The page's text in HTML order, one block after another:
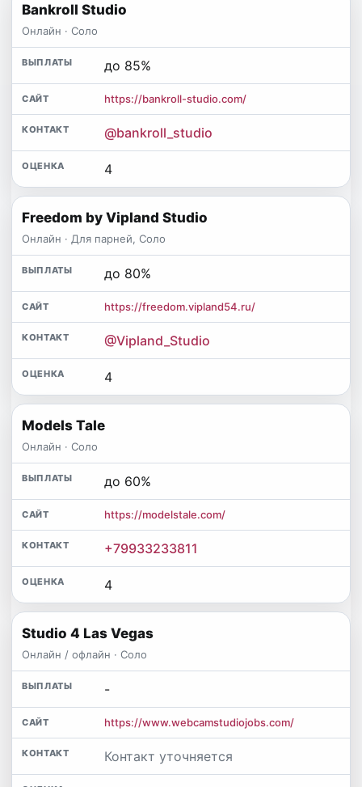
Bankroll Studio
Онлайн · Соло
до 85%
https://bankroll-studio.com/
@bankroll_studio
4
Freedom by Vipland Studio
Онлайн · Для парней, Соло
до 80%
https://freedom.vipland54.ru/
@Vipland_Studio
4
Models Tale
Онлайн · Соло
до 60%
https://modelstale.com/
+79933233811
4
Studio 4 Las Vegas
Онлайн / офлайн · Соло
-
https://www.webcamstudiojobs.com/
Контакт уточняется